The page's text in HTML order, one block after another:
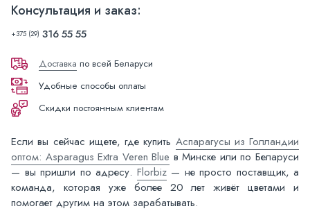
Консультация и заказ:
+375 (29) 316 55 55
Доставка по всей Беларуси
Удобные способы оплаты
Скидки постоянным клиентам
Если вы сейчас ищете, где купить Аспарагусы из Голландии
оптом: Asparagus Extra Veren Blue в Минске или по Беларуси
— вы пришли по адресу. Florbiz— не просто поставщик, а
команда, которая уже более 20 лет живёт цветами и
помогает другим на этом зарабатывать.